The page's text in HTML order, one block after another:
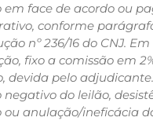
em face de acordo ou
conforme
nº 236/16 do CNJ.
fixo a comissão em
devida pelo
negativo do leilão,
ou anulação/ineficácia